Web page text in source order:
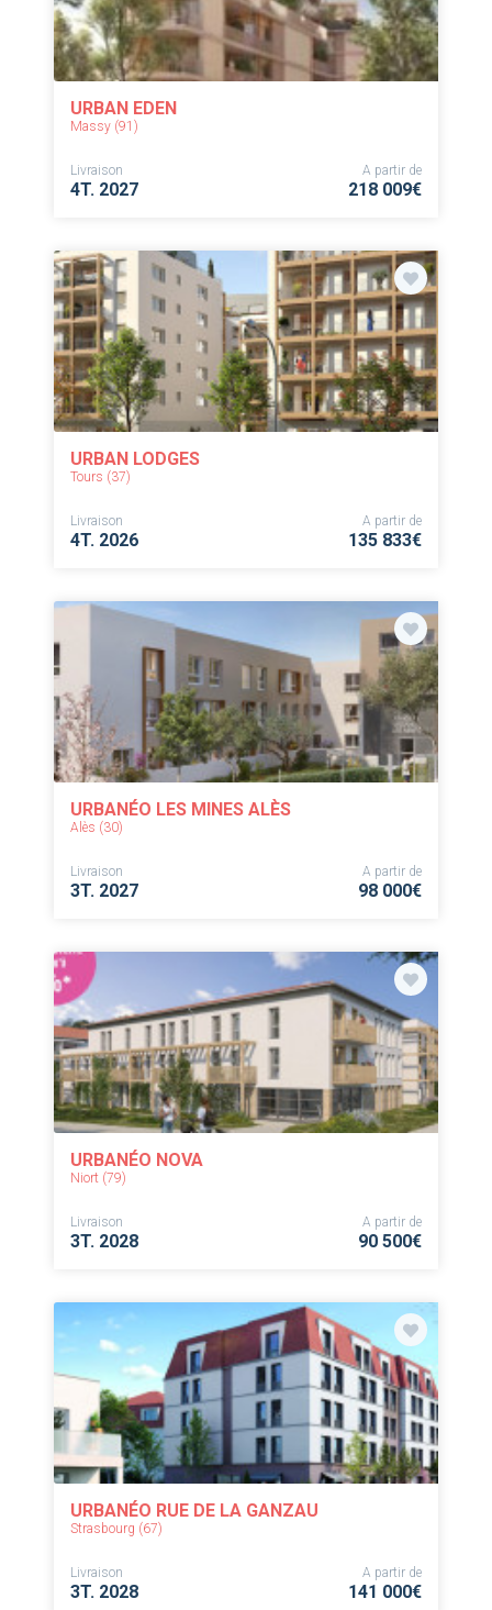
URBAN EDEN
Massy (91)
Livraison
4T. 2027
A partir de
218 009€
URBAN LODGES
Tours (37)
Livraison
4T. 2026
A partir de
135 833€
URBANÉO LES MINES ALÈS
Alès (30)
Livraison
3T. 2027
A partir de
98 000€
URBANÉO NOVA
Niort (79)
Livraison
3T. 2028
A partir de
90 500€
URBANÉO RUE DE LA GANZAU
Strasbourg (67)
Livraison
3T. 2028
A partir de
141 000€